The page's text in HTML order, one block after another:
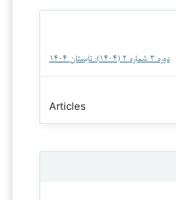
دوره ۳ شماره ۲ (۱۴۰۴): تابستان ۱۴۰۴
Articles